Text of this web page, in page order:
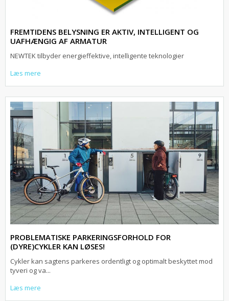
FREMTIDENS BELYSNING ER AKTIV, INTELLIGENT OG
UAFHÆNGIG AF ARMATUR
NEWTEK tilbyder energieffektive, intelligente teknologier
Læs mere
PROBLEMATISKE PARKERINGSFORHOLD FOR
(DYRE)CYKLER KAN LØSES!
Cykler kan sagtens parkeres ordentligt og optimalt beskyttet mod
tyveri og va...
Læs mere